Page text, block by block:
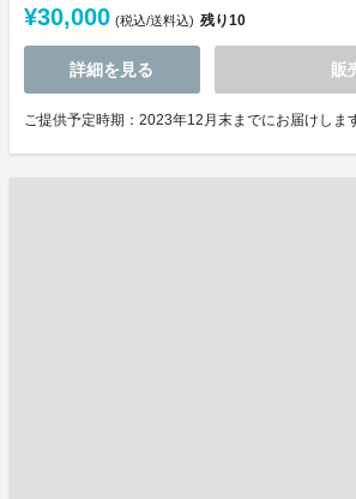
¥30,000 (税込/送料込) 残り10
詳細を見る 販
ご提供予定時期：2023年12月末までにお届けしま